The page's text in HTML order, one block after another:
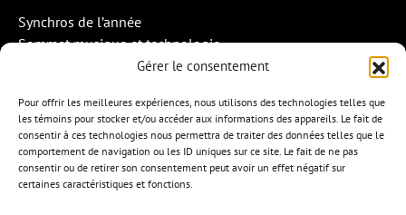
Gérer le consentement
Pour offrir les meilleures expériences, nous utilisons des technologies telles que
les témoins pour stocker et/ou accéder aux informations des appareils. Le fait de
consentir à ces technologies nous permettra de traiter des données telles que le
comportement de navigation ou les ID uniques sur ce site. Le fait de ne pas
consentir ou de retirer son consentement peut avoir un effet négatif sur
certaines caractéristiques et fonctions.
Synchros de l’année
Sommet musique et technologie
Quand la musique rencontre l’image
Missions d’export
Contact